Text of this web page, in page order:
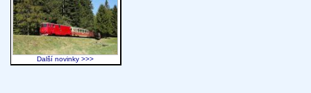
Další novinky >>>